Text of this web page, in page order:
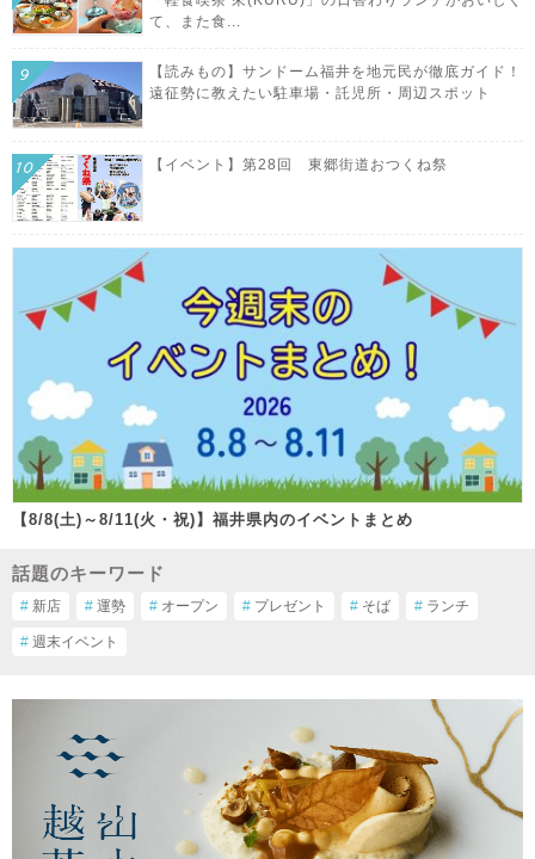
て、また食...
【読みもの】サンドーム福井を地元民が徹底ガイド！
遠征勢に教えたい駐車場・託児所・周辺スポット
【イベント】第28回 東郷街道おつくね祭
【8/8(土)～8/11(火・祝)】福井県内のイベントまとめ
話題のキーワード
# 新店 # 運勢 # オープン # プレゼント # そば # ランチ
# 週末イベント